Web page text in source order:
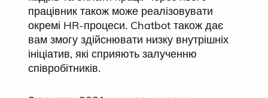
працівник також може реалізовувати
окремі HR-процеси. Chatbot також дає
вам змогу здійснювати низку внутрішніх
ініціатив, які сприяють залученню
співробітників.